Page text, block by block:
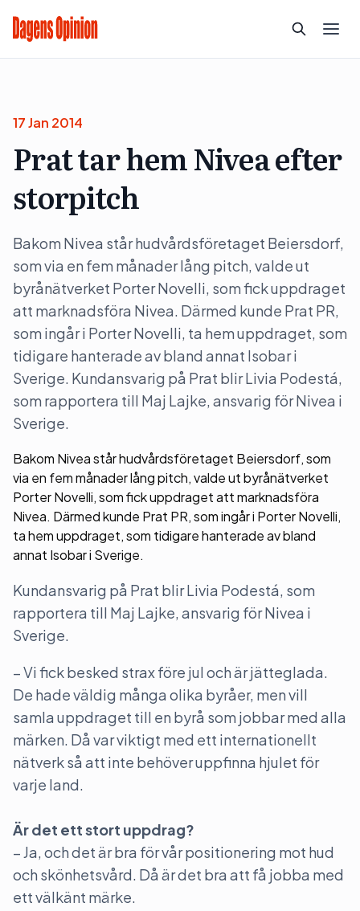
17 Jan 2014
Prat tar hem Nivea efter
storpitch
Bakom Nivea står hudvårdsföretaget Beiersdorf,
som via en fem månader lång pitch, valde ut
byrånätverket Porter Novelli, som fick uppdraget
att marknadsföra Nivea. Därmed kunde Prat PR,
som ingår i Porter Novelli, ta hem uppdraget, som
tidigare hanterade av bland annat Isobar i
Sverige. Kundansvarig på Prat blir Livia Podestá,
som rapportera till Maj Lajke, ansvarig för Nivea i
Sverige.
Bakom Nivea står hudvårdsföretaget Beiersdorf, som
via en fem månader lång pitch, valde ut byrånätverket
Porter Novelli, som fick uppdraget att marknadsföra
Nivea. Därmed kunde Prat PR, som ingår i Porter Novelli,
ta hem uppdraget, som tidigare hanterade av bland
annat Isobar i Sverige.
Kundansvarig på Prat blir Livia Podestá, som
rapportera till Maj Lajke, ansvarig för Nivea i
Sverige.
– Vi fick besked strax före jul och är jätteglada.
De hade väldig många olika byråer, men vill
samla uppdraget till en byrå som jobbar med alla
märken. Då var viktigt med ett internationellt
nätverk så att inte behöver uppfinna hjulet för
varje land.
Är det ett stort uppdrag?
– Ja, och det är bra för vår positionering mot hud
och skönhetsvård. Då är det bra att få jobba med
ett välkänt märke.